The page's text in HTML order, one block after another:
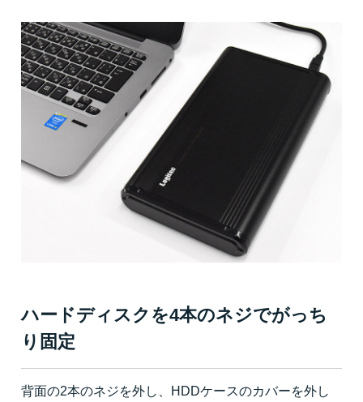
ハードディスクを4本のネジでがっち
り固定
背面の2本のネジを外し、HDDケースのカバーを外し